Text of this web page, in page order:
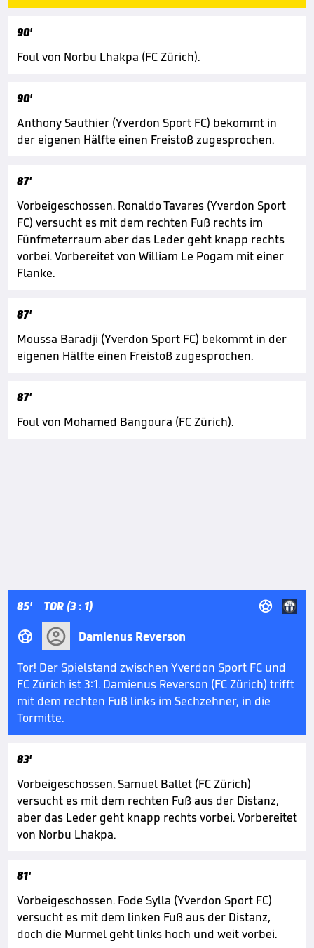
90'
Foul von Norbu Lhakpa (FC Zürich).
90'
Anthony Sauthier (Yverdon Sport FC) bekommt in
der eigenen Hälfte einen Freistoß zugesprochen.
87'
Vorbeigeschossen. Ronaldo Tavares (Yverdon Sport
FC) versucht es mit dem rechten Fuß rechts im
Fünfmeterraum aber das Leder geht knapp rechts
vorbei. Vorbereitet von William Le Pogam mit einer
Flanke.
87'
Moussa Baradji (Yverdon Sport FC) bekommt in der
eigenen Hälfte einen Freistoß zugesprochen.
87'
Foul von Mohamed Bangoura (FC Zürich).
85' TOR (3 : 1) 

Damienus Reverson
Tor! Der Spielstand zwischen Yverdon Sport FC und
FC Zürich ist 3:1. Damienus Reverson (FC Zürich) trifft
mit dem rechten Fuß links im Sechzehner, in die
Tormitte.
83'
Vorbeigeschossen. Samuel Ballet (FC Zürich)
versucht es mit dem rechten Fuß aus der Distanz,
aber das Leder geht knapp rechts vorbei. Vorbereitet
von Norbu Lhakpa.
81'
Vorbeigeschossen. Fode Sylla (Yverdon Sport FC)
versucht es mit dem linken Fuß aus der Distanz,
doch die Murmel geht links hoch und weit vorbei.